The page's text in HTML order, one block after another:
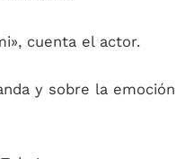
cuenta el actor.
y sobre la